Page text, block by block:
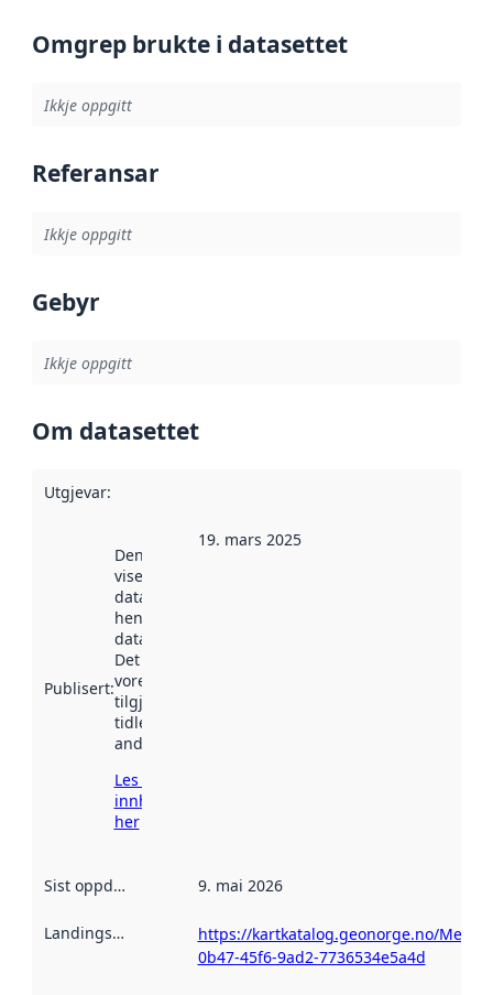
Omgrep brukte i datasettet
Ikkje oppgitt
Referansar
Ikkje oppgitt
Gebyr
Ikkje oppgitt
Om datasettet
Utgjevar:
Publisert:
Denne datoen
viser når
datasettet vart
henta inn av
data.norge.no.
Det kan ha
vore
tilgjengeleg
tidlegare
andre stader.
Les meir om
innhenting
her
19. mars 2025
Sist oppdatert 9. mai 2026
Landingsside
https://kartkatalog.geonorge.no/
0b47-45f6-9ad2-7736534e5a4d